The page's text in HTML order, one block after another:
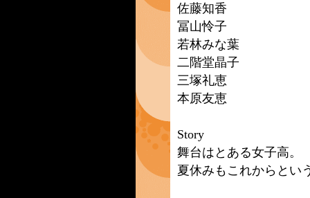
佐藤知香
冨山怜子
若林みな葉
二階堂晶子
三塚礼恵
本原友恵
Story
舞台はとある女子高。
夏休みもこれからとい